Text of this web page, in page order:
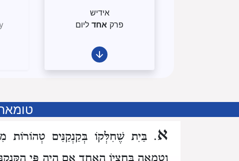
אידיש
פרק אחד ליום
א. בַּיִת שֶׁחִלְּקוֹ בְּקַנְקַנִּים טְהוֹרוֹת